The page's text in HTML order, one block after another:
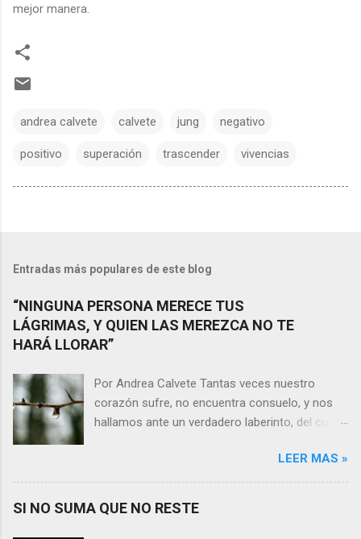
mejor manera.
andrea calvete calvete jung negativo
positivo superación trascender vivencias
Entradas más populares de este blog
“NINGUNA PERSONA MERECE TUS
LÁGRIMAS, Y QUIEN LAS MEREZCA NO TE
HARÁ LLORAR”
Por Andrea Calvete Tantas veces nuestro
corazón sufre, no encuentra consuelo, y nos
hallamos ante un verdadero laberinto, del cual
razones pierden el sentido, y las respuestas se
alejan tan distantes que no alcanzamos a
nuestras lágrimas?, quizás quien esté
LEER MAS »
SI NO SUMA QUE NO RESTE